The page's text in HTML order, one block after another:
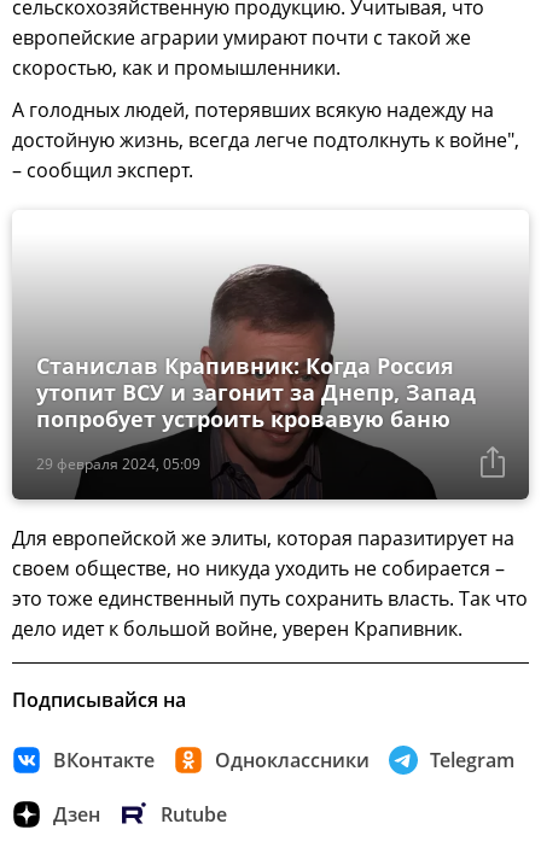
сельскохозяйственную продукцию. Учитывая, что
европейские аграрии умирают почти с такой же
скоростью, как и промышленники.
А голодных людей, потерявших всякую надежду на
достойную жизнь, всегда легче подтолкнуть к войне",
– сообщил эксперт.
29 февраля 2024, 05:09
Станислав Крапивник: Когда Россия
утопит ВСУ и загонит за Днепр, Запад
попробует устроить кровавую баню
Для европейской же элиты, которая паразитирует на
своем обществе, но никуда уходить не собирается –
это тоже единственный путь сохранить власть. Так что
дело идет к большой войне, уверен Крапивник.
Подписывайся на
ВКонтакте Одноклассники Telegram
Дзен Rutube